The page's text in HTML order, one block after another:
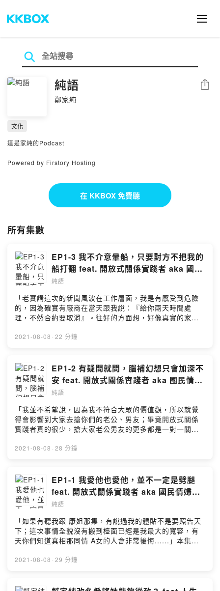
純語
鄭家純
分享
文化
這是家純的Podcast
Powered by Firstory Hosting
在 KKBOX 免費聽
所有集數
EP1-3 我不介意暈船，只要對方不把我的
船打翻 feat. 開放式關係實踐者 aka 國民
情婦 Tiny
純語
「老實講這次的新聞風波在工作層面，我是有感受到危險
的，因為確實有廠商在當天跟我說：『給你兩天時間處
理，不然合約要取消』。往好的方面想，好像真實的家純
Tiny 來開示：開放式關係Q1：如何維持長期床伴不暈船人
麼不單身就好，不是比較沒負擔嗎開放式關係也有責任代
價，不是想爽就爽不只時間管理大師，更是情緒管理大
師！特別題：來自金門李小姐的提問家純第一次好好聊週
刊事件：工作確實有感受危險本集來賓 Tiny 🦸🏻‍♀️IG：
tiny_219_FB：TinyTwitter：
@love_sick_219_Onlyfans：@tiny_219jvid:
https://www.jvid.com/Tiny219#/allTiny 在錄音前剛聽完
「sub有一種sub味」的 S2E10 - S2E12 這三集談論開放
式關係的主題，很喜歡受訪來賓小藤所分享的內容，Tiny
德金：https://pay.firstory.me/user/ilichengPowered by
Firstory Hosting
2021-08-08 · 22 分鐘
EP1-2 有疑問就問，腦補幻想只會加深不
安 feat. 開放式關係實踐者 aka 國民情婦
Tiny
純語
「我並不希望說，因為我不符合大眾的價值觀，所以就覺
得會影響到大家去搶你們的老公、男友；畢竟開放式關係
實踐者真的很少，搶大家老公男友的更多都是一對一關係
開示：開放式關係Q1：如何與另一半溝通家純工廠！依每
Q2：在開放式關係裡最開心的事喜歡有很多人互相照顧的
模式Q3：關係中的情緒與心態如何調整為了綁住對方而開
放式，不是開放式知情同意還是會吃醋，在關係裡更要練
習協調有疑問就問，才不會被腦補幻想纏身Q4：如果對象
希望開放式，該如何拒絕Q5：好奇開放式關係終點是什麼
對我來說砲友就是一根屌，其他日常不甘我的事關係不一
定有標準答案，終點都是彼此討論出來本集來賓 Tiny
🦸🏻‍♀️IG：tiny_219_FB：TinyTwitter：
@love_sick_219_Onlyfans：@tiny_219jvid:
式關係的主題，很喜歡受訪來賓小藤所分享的內容，Tiny
2021-08-08 · 28 分鐘
EP1-1 我愛他也愛他，並不一定是劈腿
feat. 開放式關係實踐者 aka 國民情婦
Tiny
純語
「如果有聽我跟 康姐那集，有說過我的體貼不是要照吿天
下；這次事情全貌沒有搬到檯面已經是我最大的寬容，有
天你們知道真相那同情 A女的人會非常後悔......」本集語
Q1：實踐開放式四年的林先生，想提醒幾件事換伴求單男
2021-08-08 · 29 分鐘